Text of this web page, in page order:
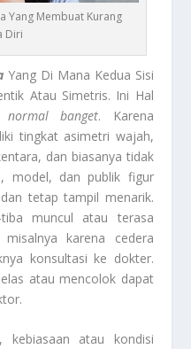
Yang Membuat Kurang
Diri
Yang Di Mana Kedua Sisi
Atau Simetris. Ini Hal
normal banget. Karena
tingkat asimetri wajah,
dan biasanya tidak
model, dan publik figur
tetap tampil menarik.
muncul atau terasa
karena cedera
konsultasi ke dokter.
atau mencolok dapat
kebiasaan atau kondisi